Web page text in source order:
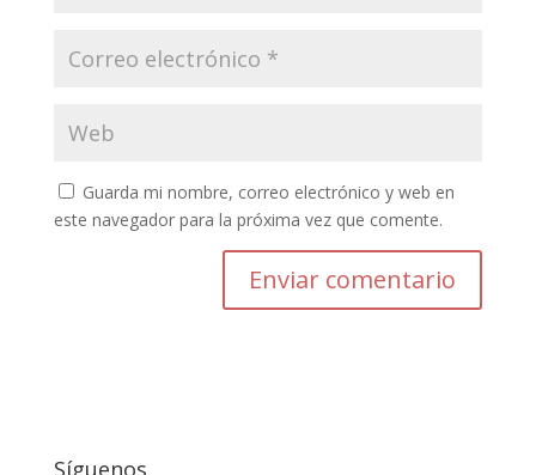
Guarda mi nombre, correo electrónico y web en
este navegador para la próxima vez que comente.
Enviar comentario
Síguenos